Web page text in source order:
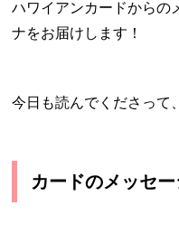
ハワイアンカードからの
ナをお届けします！
今日も読んでくださって
カードのメッセ